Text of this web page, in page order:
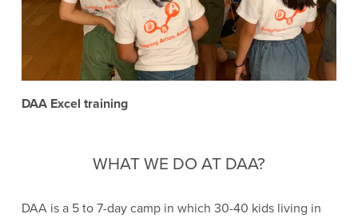
DAA Excel training
WHAT WE DO AT DAA?
DAA is a 5 to 7-day camp in which 30-40 kids living in